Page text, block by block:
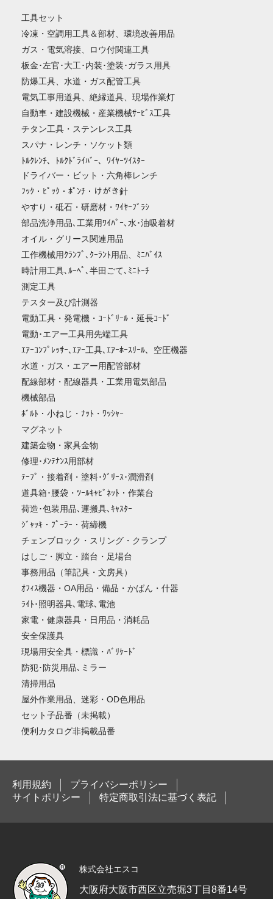
工具セット
冷凍・空調用工具＆部材、環境改善用品
ガス・電気溶接、ロウ付関連工具
板金･左官･大工･内装･塗装･ガラス用具
防爆工具、水道・ガス配管工具
電気工事用道具、絶縁道具、現場作業灯
自動車・建設機械・産業機械ｻｰﾋﾞｽ工具
チタン工具・ステンレス工具
スパナ・レンチ・ソケット類
ﾄﾙｸﾚﾝﾁ、ﾄﾙｸﾄﾞﾗｲﾊﾞｰ、ﾜｲﾔｰﾂｲｽﾀｰ
ドライバー・ビット・六角棒レンチ
ﾌｯｸ・ﾋﾟｯｸ・ﾎﾟﾝﾁ・けがき針
やすり・砥石・研磨材・ﾜｲﾔｰﾌﾞﾗｼ
部品洗浄用品､工業用ﾜｲﾊﾟｰ､水･油吸着材
オイル・グリース関連用品
工作機械用ｸﾗﾝﾌﾟ､ｸｰﾗﾝﾄ用品、ﾐﾆﾊﾞｲｽ
時計用工具､ﾙｰﾍﾟ､半田ごて､ﾐﾆﾄｰﾁ
測定工具
テスター及び計測器
電動工具・発電機・ｺｰﾄﾞﾘｰﾙ・延長ｺｰﾄﾞ
電動･エアー工具用先端工具
ｴｱｰｺﾝﾌﾟﾚｯｻｰ､ｴｱｰ工具､ｴｱｰﾎｰｽﾘｰﾙ、空圧機器
水道・ガス・エアー用配管部材
配線部材・配線器具・工業用電気部品
機械部品
ﾎﾞﾙﾄ・小ねじ・ﾅｯﾄ・ﾜｯｼｬｰ
マグネット
建築金物・家具金物
修理･ﾒﾝﾃﾅﾝｽ用部材
ﾃｰﾌﾟ・接着剤・塗料･ｸﾞﾘｰｽ･潤滑剤
道具箱･腰袋・ﾂｰﾙｷｬﾋﾞﾈｯﾄ・作業台
荷造･包装用品､運搬具､ｷｬｽﾀｰ
ｼﾞｬｯｷ・ﾌﾟｰﾗｰ・荷締機
チェンブロック・スリング・クランプ
はしご・脚立・踏台・足場台
事務用品（筆記具・文房具）
ｵﾌｨｽ機器・OA用品・備品・かばん・什器
ﾗｲﾄ･照明器具､電球､電池
家電・健康器具・日用品・消耗品
安全保護具
現場用安全具・標識・ﾊﾞﾘｹｰﾄﾞ
防犯･防災用品､ミラー
清掃用品
屋外作業用品、迷彩・OD色用品
セット子品番（未掲載）
便利カタログ非掲載品番
利用規約
プライバシーポリシー
サイトポリシー
特定商取引法に基づく表記
株式会社エスコ
大阪府大阪市西区立売堀3丁目8番14号